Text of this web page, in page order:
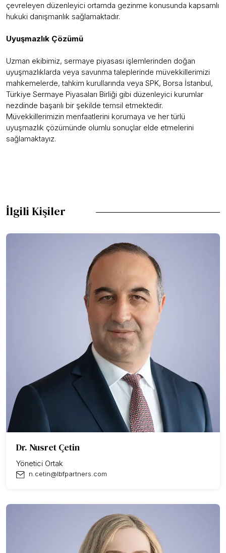
çevreleyen düzenleyici ortamda gezinme konusunda kapsamlı
hukuki danışmanlık sağlamaktadır.
Uyuşmazlık Çözümü
Uzman ekibimiz, sermaye piyasası işlemlerinden doğan
uyuşmazlıklarda veya savunma taleplerinde müvekkillerimizi
mahkemelerde, tahkim kurullarında veya SPK, Borsa İstanbul,
Türkiye Sermaye Piyasaları Birliği gibi düzenleyici kurumlar
nezdinde başarılı bir şekilde temsil etmektedir.
Müvekkillerimizin menfaatlerini korumaya ve her türlü
uyuşmazlık çözümünde olumlu sonuçlar elde etmelerini
sağlamaktayız.
İlgili Kişiler
Dr. Nusret Çetin
Yönetici Ortak
n.cetin@lbfpartners.com